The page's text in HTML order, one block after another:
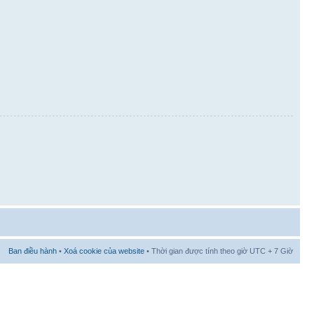
Ban điều hành • Xoá cookie của website • Thời gian được tính theo giờ UTC + 7 Giờ